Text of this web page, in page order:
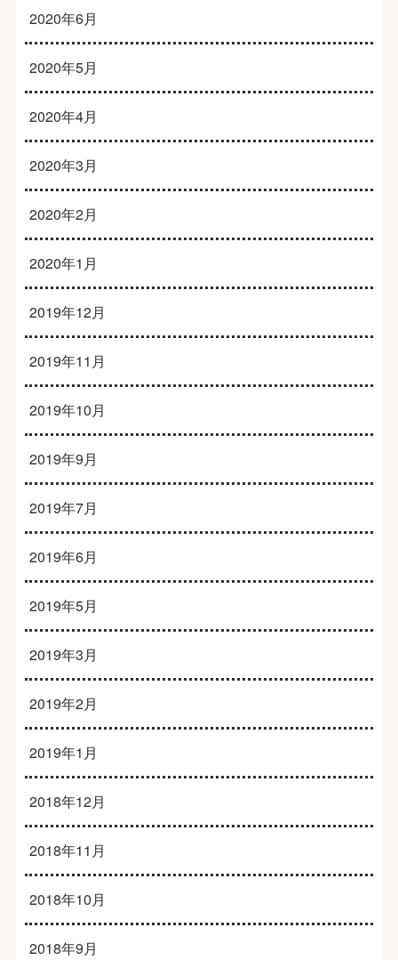
2020年6月
2020年5月
2020年4月
2020年3月
2020年2月
2020年1月
2019年12月
2019年11月
2019年10月
2019年9月
2019年7月
2019年6月
2019年5月
2019年3月
2019年2月
2019年1月
2018年12月
2018年11月
2018年10月
2018年9月